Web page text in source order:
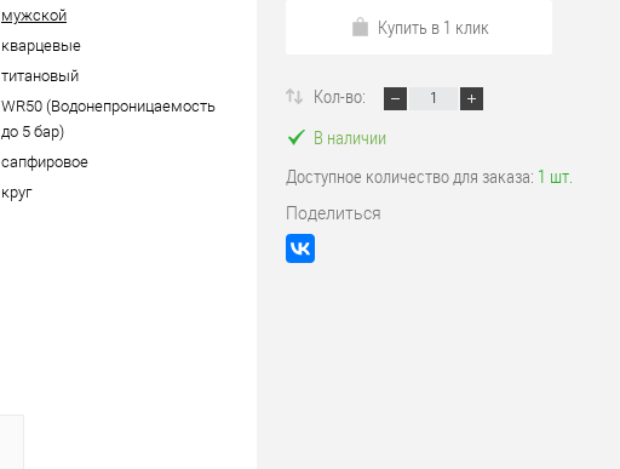
мужской
кварцевые
титановый
WR50 (Водонепроницаемость
до 5 бар)
сапфировое
круг
Купить в 1 клик
Кол-во:
В наличии
Доступное количество для заказа: 1 шт.
Поделиться